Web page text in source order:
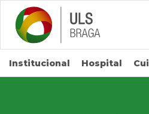
Saltar para conteúdo principal
Institucional Hospital